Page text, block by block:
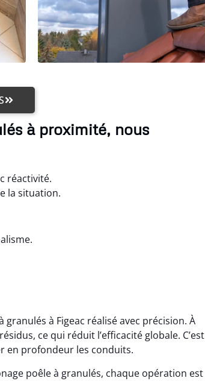
à proximité, nous
réactivité.
la situation.
à Figeac réalisé avec précision. À
ce qui réduit l’efficacité globale. C’est
en profondeur les conduits.
poêle à granulés, chaque opération est